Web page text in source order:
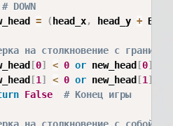
# DOWN
= ( head_x, head_y +
на столкновение с
[0] < 0 or new_head [0]
[1 ] < 0 or new_head [1 ]
False # Конец игры